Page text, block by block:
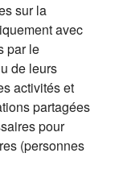
sur la
avec
par le
de leurs
activités et
partagées
pour
(personnes